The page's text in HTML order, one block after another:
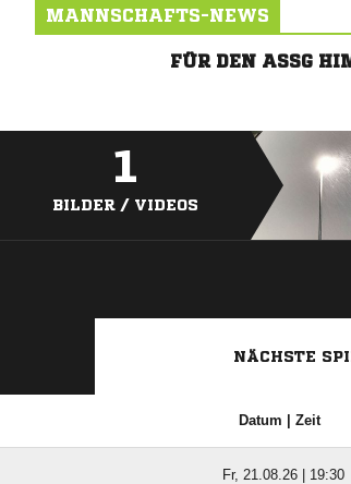
MANNSCHAFTS-NEWS
FÜR DEN ASSG
1
BILDER / VIDEOS
NÄCHSTE
Datum | Zeit
Fr, 21.08.26 | 19:30